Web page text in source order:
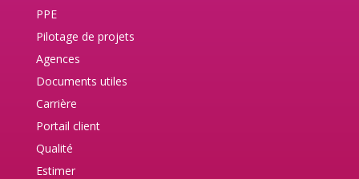
PPE
Pilotage de projets
Agences
Documents utiles
Carrière
Portail client
Qualité
Estimer